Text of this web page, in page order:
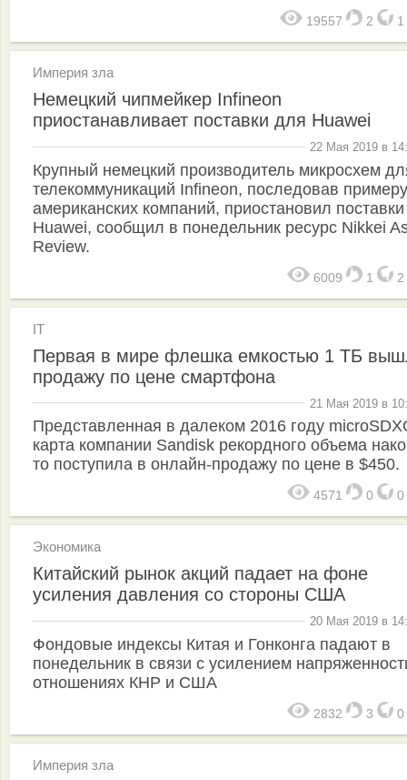
19557 2 1
Империя зла
Немецкий чипмейкер Infineon
приостанавливает поставки для Huawei
22 Мая 2019 в
Крупный немецкий производитель микросхем
телекоммуникаций Infineon, последовав примеру
американских компаний, приостановил
Huawei, сообщил в понедельник ресурс Nikkei
Review.
6009 1 2
IT
Первая в мире флешка емкостью 1 ТБ
продажу по цене смартфона
21 Мая 2019 в
Представленная в далеком 2016 году
карта компании Sandisk рекордного объема
то поступила в онлайн-продажу по цене в $450.
4571 0 0
Экономика
Китайский рынок акций падает на фоне
усиления давления со стороны США
20 Мая 2019 в
Фондовые индексы Китая и Гонконга падают в
понедельник в связи с усилением
отношениях КНР и США
2832 3 0
Империя зла